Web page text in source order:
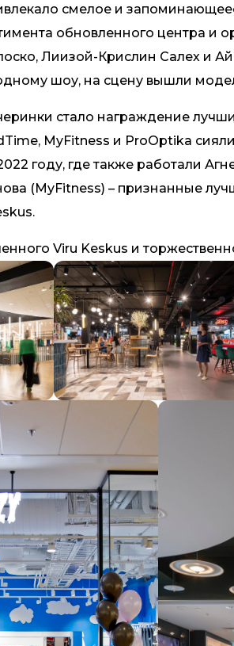
смелое и
обновленного центра и
Лиизой-Крислин Салех и
шоу, на сцену вышли
стало награждение
MyFitness и ProOptika
году, где также работали
(MyFitness) – признанные
Viru Keskus и